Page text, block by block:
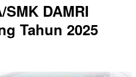
DAMRI
Tahun 2025